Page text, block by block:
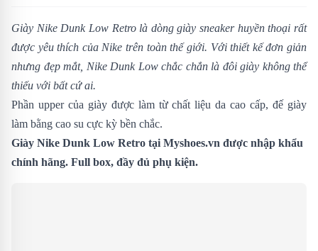
Giày Nike Dunk Low Retro là dòng giày sneaker huyền thoại rất
được yêu thích của Nike trên toàn thế giới. Với thiết kế đơn giản
nhưng đẹp mắt, Nike Dunk Low chắc chắn là đôi giày không thể
thiếu với bất cứ ai.
Phần upper của giày được làm từ chất liệu da cao cấp, đế giày
làm bằng cao su cực kỳ bền chắc.
Giày Nike Dunk Low Retro tại Myshoes.vn được nhập khẩu
chính hãng. Full box, đầy đủ phụ kiện.